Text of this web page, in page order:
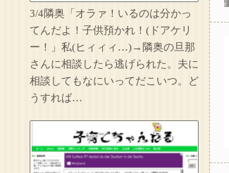
3/4隣奥「オラァ！いるのは分かっ
てんだよ！子供預かれ！(ドアケリ
ー！」私(ヒィィィ…)→隣奥の旦那
さんに相談したら逃げられた。夫に
相談してもなにいってだこいつ。ど
うすれば…